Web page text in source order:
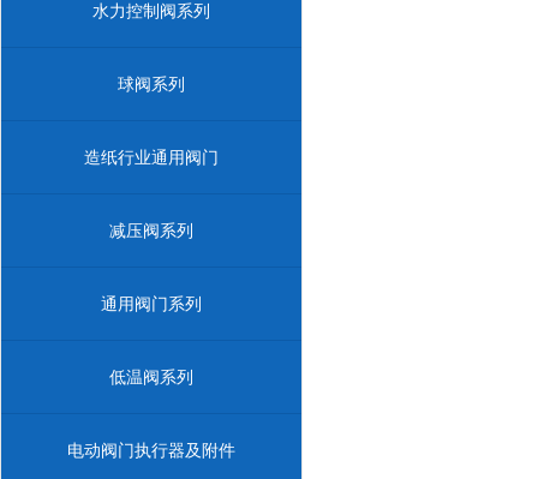
水力控制阀系列
球阀系列
造纸行业通用阀门
减压阀系列
通用阀门系列
低温阀系列
电动阀门执行器及附件